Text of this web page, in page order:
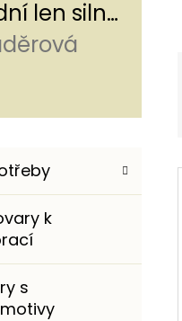
100% přírodní len silný - s pruhem 320g/m
je 5 z 5
k
s